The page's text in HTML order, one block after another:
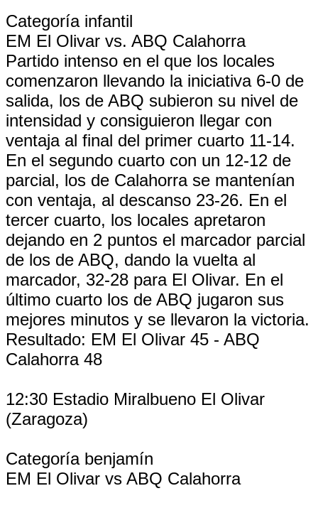
Categoría infantil
EM El Olivar vs. ABQ Calahorra
Partido intenso en el que los locales
comenzaron llevando la iniciativa 6-0 de
salida, los de ABQ subieron su nivel de
intensidad y consiguieron llegar con
ventaja al final del primer cuarto 11-14.
En el segundo cuarto con un 12-12 de
parcial, los de Calahorra se mantenían
con ventaja, al descanso 23-26. En el
tercer cuarto, los locales apretaron
dejando en 2 puntos el marcador parcial
de los de ABQ, dando la vuelta al
marcador, 32-28 para El Olivar. En el
último cuarto los de ABQ jugaron sus
mejores minutos y se llevaron la victoria.
Resultado: EM El Olivar 45 - ABQ
Calahorra 48
12:30 Estadio Miralbueno El Olivar
(Zaragoza)
Categoría benjamín
EM El Olivar vs ABQ Calahorra